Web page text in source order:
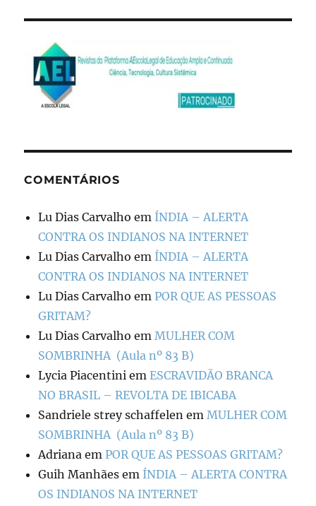
COMENTÁRIOS
Lu Dias Carvalho em ÍNDIA – ALERTA
CONTRA OS INDIANOS NA INTERNET
Lu Dias Carvalho em ÍNDIA – ALERTA
CONTRA OS INDIANOS NA INTERNET
Lu Dias Carvalho emPOR QUE AS PESSOAS
GRITAM?
Lu Dias Carvalho emMULHER COM
SOMBRINHA (Aula nº 83 B)
Lycia Piacentini emESCRAVIDÃO BRANCA
NO BRASIL – REVOLTA DE IBICABA
Sandriele strey schaffelen emMULHER COM
SOMBRINHA (Aula nº 83 B)
Adriana emPOR QUE AS PESSOAS GRITAM?
Guih Manhães em ÍNDIA – ALERTA CONTRA
OS INDIANOS NA INTERNET